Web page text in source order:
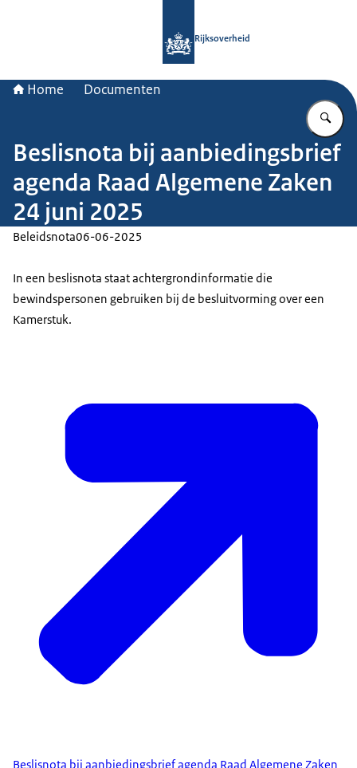
Rijksoverheid
Home Documenten
Beslisnota bij aanbiedingsbrief
agenda Raad Algemene Zaken
24 juni 2025
Beleidsnota06-06-2025
In een beslisnota staat achtergrondinformatie die
bewindspersonen gebruiken bij de besluitvorming over een
Kamerstuk.
Beslisnota bij aanbiedingsbrief agenda Raad Algemene Zaken